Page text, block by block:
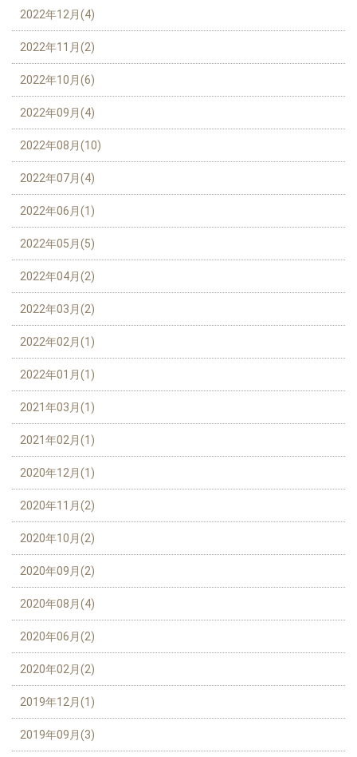
2022年12月(4)
2022年11月(2)
2022年10月(6)
2022年09月(4)
2022年08月(10)
2022年07月(4)
2022年06月(1)
2022年05月(5)
2022年04月(2)
2022年03月(2)
2022年02月(1)
2022年01月(1)
2021年03月(1)
2021年02月(1)
2020年12月(1)
2020年11月(2)
2020年10月(2)
2020年09月(2)
2020年08月(4)
2020年06月(2)
2020年02月(2)
2019年12月(1)
2019年09月(3)